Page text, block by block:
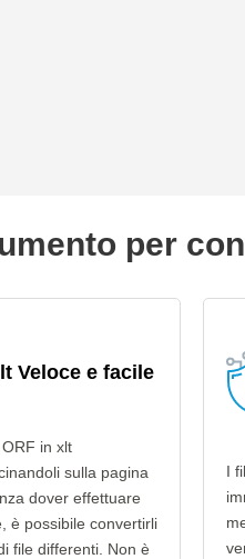
per
Veloce e facile
in xlt
sulla pagina
dover effettuare
è possibile convertirli
file differenti. Non è
I